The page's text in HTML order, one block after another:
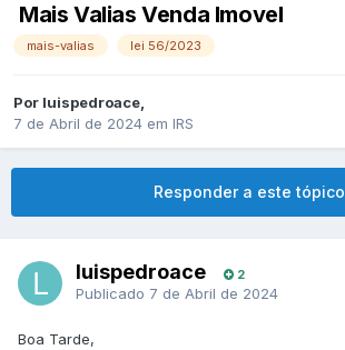
Mais Valias Venda Imovel
mais-valias lei 56/2023
Por luispedroace,
7 de Abril de 2024 em IRS
Responder a este tópico
luispedroace 2
Publicado 7 de Abril de 2024
Boa Tarde,